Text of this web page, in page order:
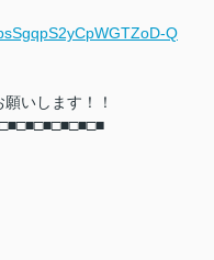
Q
いします！！